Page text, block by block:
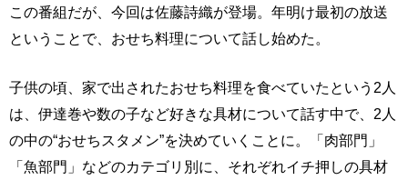
この番組だが、今回は佐藤詩織が登場。年明け最初の放送
ということで、おせち料理について話し始めた。
子供の頃、家で出されたおせち料理を食べていたという2人
は、伊達巻や数の子など好きな具材について話す中で、2人
の中の“おせちスタメン”を決めていくことに。「肉部門」
「魚部門」などのカテゴリ別に、それぞれイチ押しの具材